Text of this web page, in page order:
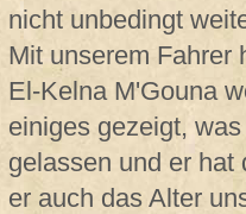
nicht unbedingt
Mit unserem Fahrer
El-Kelna M'Gouna
einiges gezeigt,
gelassen und er
er auch das Alter